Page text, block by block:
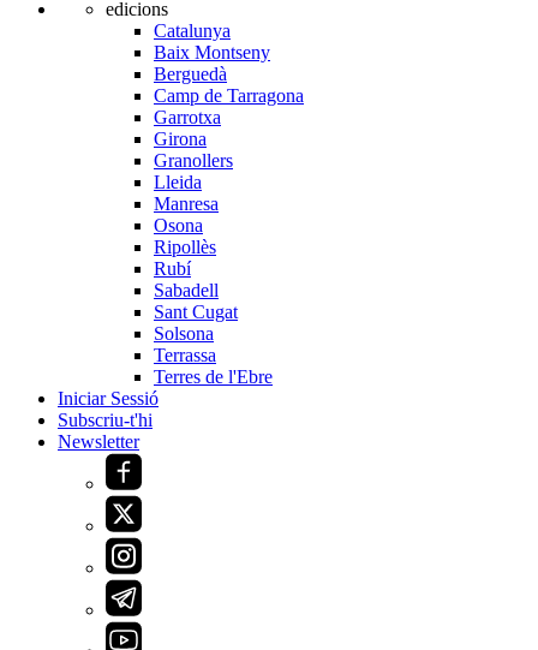
edicions
Catalunya
Baix Montseny
Berguedà
Camp de Tarragona
Garrotxa
Girona
Granollers
Lleida
Manresa
Osona
Ripollès
Rubí
Sabadell
Sant Cugat
Solsona
Terrassa
Terres de l'Ebre
Iniciar Sessió
Subscriu-t'hi
Newsletter